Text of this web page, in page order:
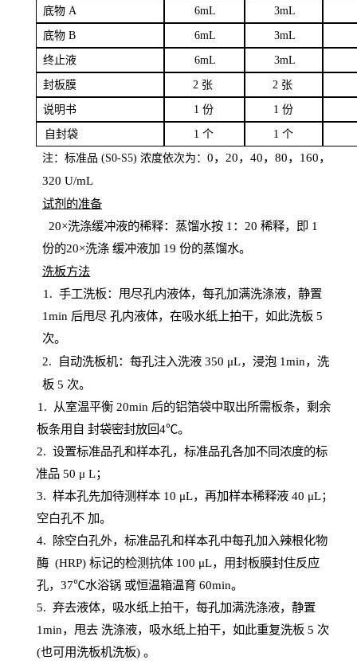
底物A 6mL 3mL
底物B 6mL 3mL
终止液 6mL 3mL
封板膜 2 张 2 张
说明书 1 份 1 份
自封袋 1 个 1 个
注：标准品 (S0-S5) 浓度依次为： 0，20，40，80，160，
320 U/mL
试剂的准备
20×洗涤缓冲液的稀释：蒸馏水按 1：20 稀释，即 1
份的20×洗涤 缓冲液加 19 份的蒸馏水。
洗板方法
1. 手工洗板：甩尽孔内液体，每孔加满洗涤液，静置
1min 后甩尽 孔内液体，在吸水纸上拍干，如此洗板 5
次。
2.
自动洗板机：每孔注入洗液 350 μL，浸泡 1min，洗
板 5 次。
1 . 从室温平衡 20min 后的铝箔袋中取出所需板条，剩余
板条用自 封袋密封放回4℃。
2. 设置标准品孔和样本孔，标准品孔各加不同浓度的标
准品 50 μ L；
3. 样本孔先加待测样本 10 μL，再加样本稀释液 40 μL；
空白孔不 加。
4.
除空白孔外，标准品孔和样本孔中每孔加入辣根化物
酶 (HRP) 标记的检测抗体 100 μL，用封板膜封住反应
孔， 37℃水浴锅 或恒温箱温育60min。
5. 弃去液体，吸水纸上拍干，每孔加满洗涤液，静置
1min，甩去 洗涤液，吸水纸上拍干，如此重复洗板 5 次
(也可用洗板机洗板) 。